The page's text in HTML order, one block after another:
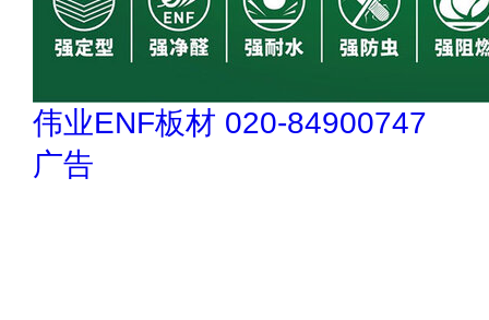
伟业ENF板材 020-84900747
广告